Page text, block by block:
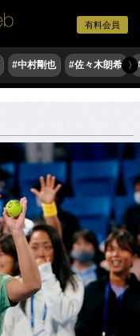
有料会員
#中村剛也 #佐々木朗希 〉